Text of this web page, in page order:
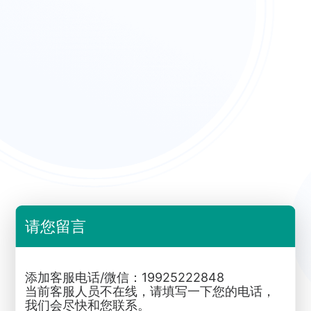
请您留言
添加客服电话/微信：19925222848
当前客服人员不在线，请填写一下您的电话，